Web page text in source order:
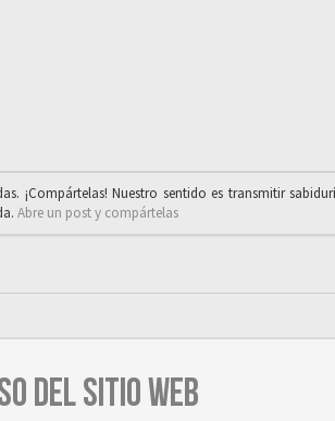
¡Compártelas! Nuestro sentido es transmitir
Abre un post y compártelas
DEL SITIO WEB